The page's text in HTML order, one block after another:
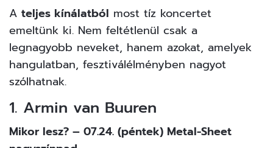
A teljes kínálatból most tíz koncertet
emeltünk ki. Nem feltétlenül csak a
legnagyobb neveket, hanem azokat, amelyek
hangulatban, fesztiválélményben nagyot
szólhatnak.
1. Armin van Buuren
Mikor lesz? – 07.24. (péntek) Metal-Sheet